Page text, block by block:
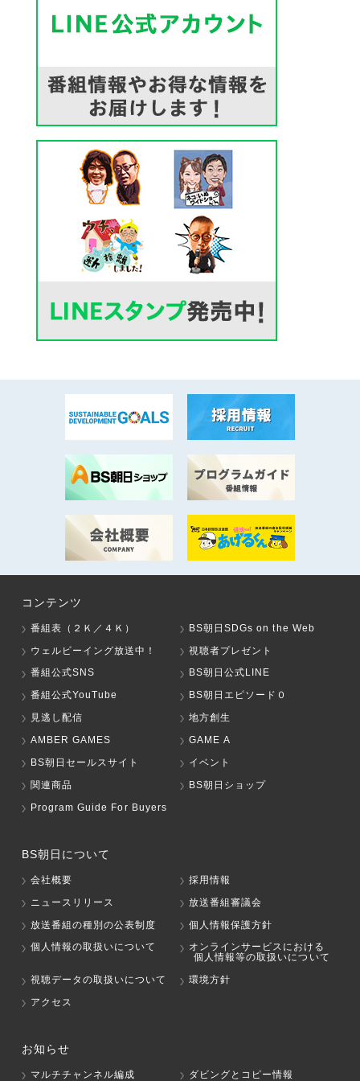
コンテンツ
番組表（２Ｋ／４Ｋ）
BS朝日SDGs on the Web
ウェルビーイング放送中！
視聴者プレゼント
番組公式SNS
BS朝日公式LINE
番組公式YouTube
BS朝日エピソード０
見逃し配信
地方創生
AMBER GAMES
GAME A
BS朝日セールスサイト
イベント
関連商品
BS朝日ショップ
Program Guide For Buyers
BS朝日について
会社概要
採用情報
ニュースリリース
放送番組審議会
放送番組の種別の公表制度
個人情報保護方針
個人情報の取扱いについて
オンラインサービスにおける
個人情報等の取扱いについて
視聴データの取扱いについて
環境方針
アクセス
お知らせ
マルチチャンネル編成 ダビングとコピー情報